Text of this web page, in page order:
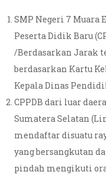
SMP Negeri 7
Peserta Didik Baru
/Berdasarkan Jarak
berdasarkan Kartu
Kepala Dinas
CPPDB dari luar
Sumatera Selatan
mendaftar disuatu
yang bersangkutan
pindah mengikuti